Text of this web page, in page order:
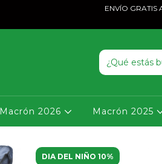
ENVÍO GRATIS
Macrón 2026 Macrón 2025
DIA DEL NIÑO 10%